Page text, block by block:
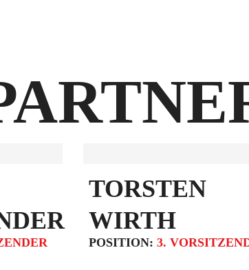
TORSTEN
WIRTH
POSITION: 3.